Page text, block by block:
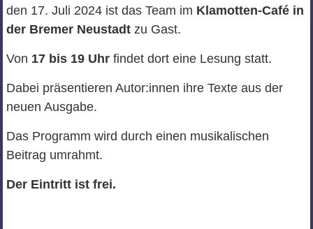
den 17. Juli 2024 ist das Team im Klamotten-Café in
der Bremer Neustadtzu Gast.
Von 17 bis 19 Uhrfindet dort eine Lesung statt.
Dabei präsentieren Autor:innen ihre Texte aus der
neuen Ausgabe.
Das Programm wird durch einen musikalischen
Beitrag umrahmt.
Der Eintritt ist frei.